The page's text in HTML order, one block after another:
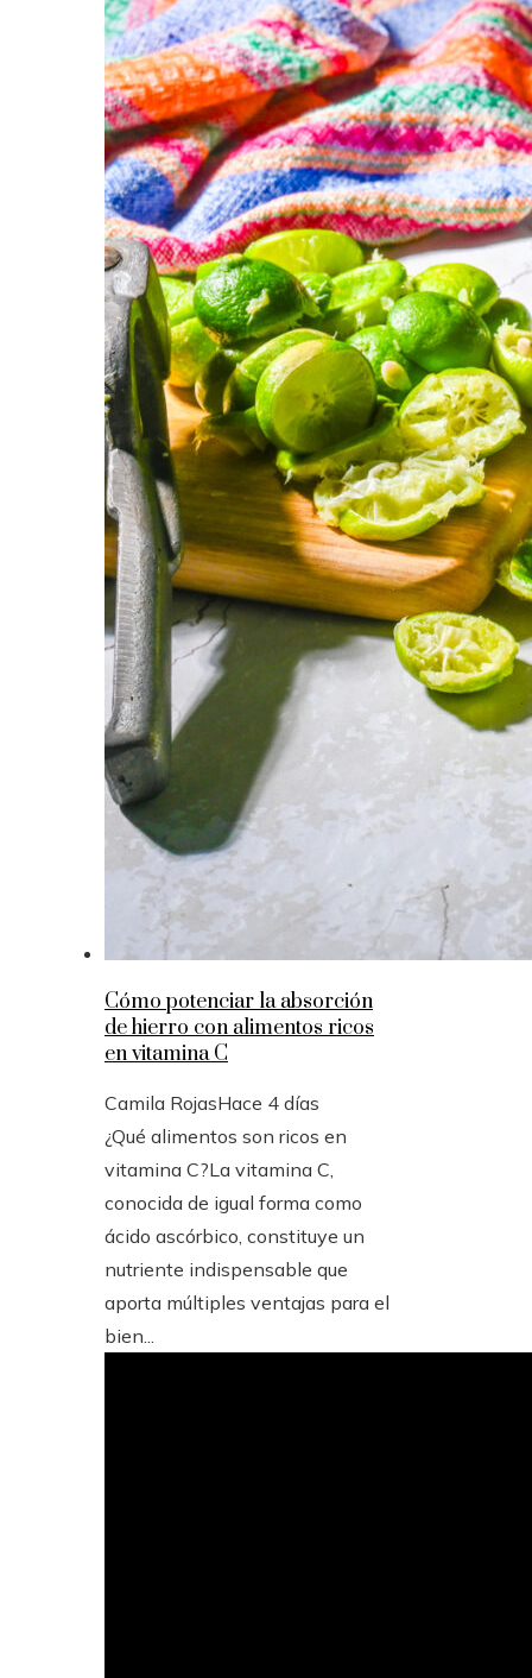
Cómo potenciar la absorción
de hierro con alimentos ricos
en vitamina C
Camila RojasHace 4 días
¿Qué alimentos son ricos en
vitamina C?La vitamina C,
conocida de igual forma como
ácido ascórbico, constituye un
nutriente indispensable que
aporta múltiples ventajas para el
bien...